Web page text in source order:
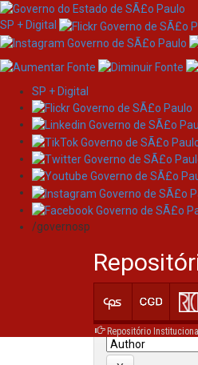
Skip
navigation
SP + Digital
SP + Digital
/governosp
Repositório
Search
Current filters: